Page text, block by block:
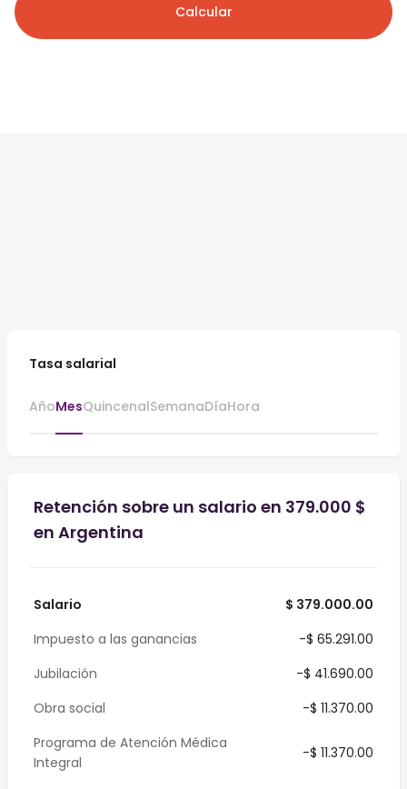
Calcular
Tasa salarial
AñoMesQuincenalSemanaDíaHora
Retención sobre un salario en 379.000 $
en Argentina
Salario
$ 379.000.00
Impuesto a las ganancias
-$ 65.291.00
Jubilación
-$ 41.690.00
Obra social
-$ 11.370.00
Programa de Atención Médica
Integral
-$ 11.370.00